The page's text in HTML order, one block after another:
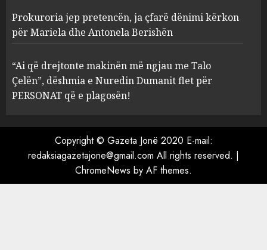
4
Prokuroria jep pretencën, ja
çfarë dënimi kërkon për
Berishën
MARCH 25, 2025
ngjau me Talo Çelën”,
dëshmia e Nuredin Dumanit
flet për PERSONAT që e
plagosën!
Prokuroria jep pretencën, ja çfarë dënimi kërkon
për Mariela dhe Antonela Berishën
“Ai që drejtonte makinën më ngjau me Talo
Çelën”, dëshmia e Nuredin Dumanit flet për
PERSONAT që e plagosën!
Copyright © Gazeta Jonë 2020 E-mail:
redaksiagazetajone@gmail.com All rights reserved. |
ChromeNews by AF themes.